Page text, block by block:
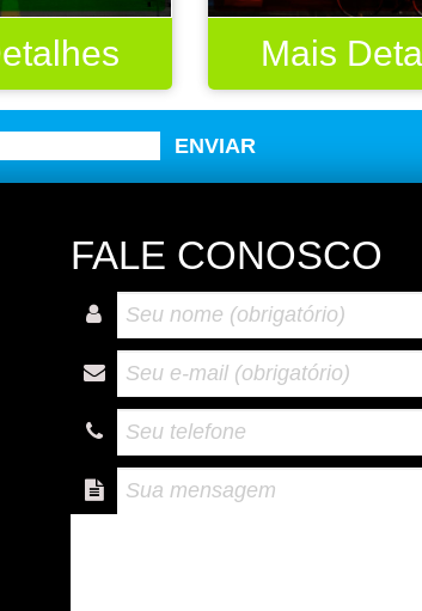
Mais
FALE CONOSCO